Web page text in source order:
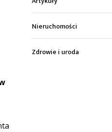
Nieruchomości
Zdrowie i uroda